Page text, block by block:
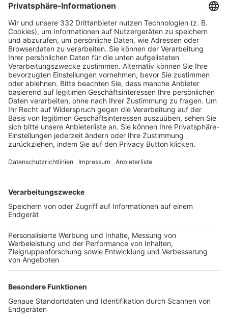
HÄUFIG BESUCHTE SEITEN
Pässe und Vereinswechsel
Trainerausbildung
Schulungsangebot Vereinsmitarbeiter
BFV-Geschäftsstellen
Trainerbörse
Login SpielPlus
FOLGE DEM BFV
TOP-VEREINE
TOP-PARTNER